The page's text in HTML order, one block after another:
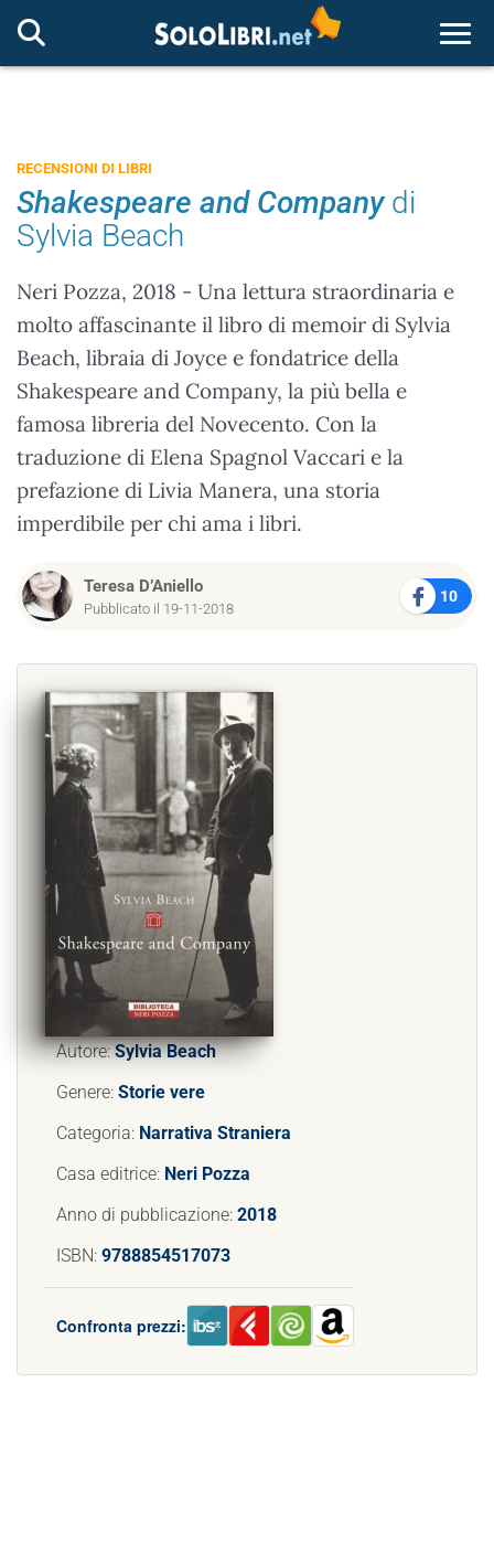
RECENSIONI DI LIBRI
Shakespeare and Companydi
Sylvia Beach
Neri Pozza, 2018 - Una lettura straordinaria e
molto affascinante il libro di memoir di Sylvia
Beach, libraia di Joyce e fondatrice della
Shakespeare and Company, la più bella e
famosa libreria del Novecento. Con la
traduzione di Elena Spagnol Vaccari e la
prefazione di Livia Manera, una storia
imperdibile per chi ama i libri.
Teresa D’Aniello
Pubblicato il 19-11-2018
10
Autore:Sylvia Beach
Genere: Storie vere
Categoria: Narrativa Straniera
Casa editrice: Neri Pozza
Anno di pubblicazione: 2018
ISBN: 9788854517073
Confronta prezzi: